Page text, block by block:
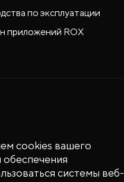
по эксплуатации
приложений ROX
cookies вашего
системы веб-